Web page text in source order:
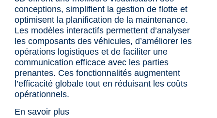
conceptions, simplifient la gestion de flotte et
optimisent la planification de la maintenance.
Les modèles interactifs permettent d’analyser
les composants des véhicules, d’améliorer les
opérations logistiques et de faciliter une
communication efficace avec les parties
prenantes. Ces fonctionnalités augmentent
l’efficacité globale tout en réduisant les coûts
opérationnels.
En savoir plus